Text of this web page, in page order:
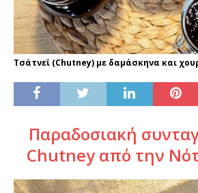
Τσάτνεϊ (Chutney) με δαμάσκηνα και
Παραδοσιακή
Chutney από την